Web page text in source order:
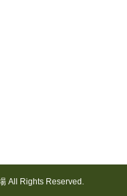
All Rights Reserved.